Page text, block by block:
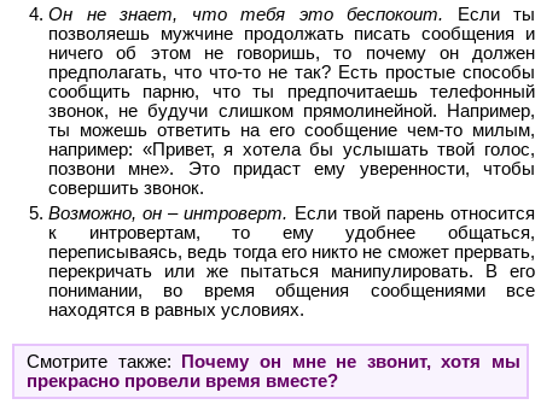
Он не знает, что тебя это беспокоит. Если ты
позволяешь мужчине продолжать писать сообщения и
ничего об этом не говоришь, то почему он должен
предполагать, что что-то не так? Есть простые способы
сообщить парню, что ты предпочитаешь телефонный
звонок, не будучи слишком прямолинейной. Например,
ты можешь ответить на его сообщение чем-то милым,
например: «Привет, я хотела бы услышать твой голос,
позвони мне». Это придаст ему уверенности, чтобы
совершить звонок.
Возможно, он – интроверт. Если твой парень относится
к интровертам, то ему удобнее общаться,
переписываясь, ведь тогда его никто не сможет прервать,
перекричать или же пытаться манипулировать. В его
понимании, во время общения сообщениями все
находятся в равных условиях.
Смотрите также:
Почему он мне не звонит, хотя мы
прекрасно провели время вместе?